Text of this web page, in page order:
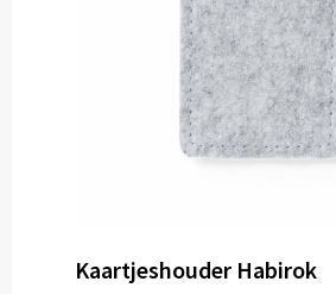
Kaartjeshouder Habirok